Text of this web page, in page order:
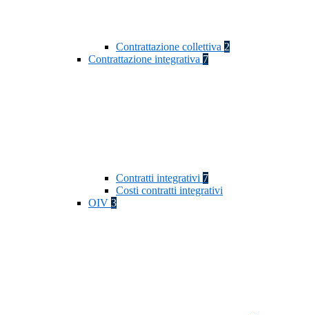
Contrattazione collettiva 2
Contrattazione integrativa 7
Contratti integrativi 7
Costi contratti integrativi
OIV 3